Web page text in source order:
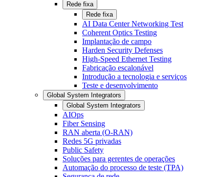
Rede fixa
Rede fixa
AI Data Center Networking Test
Coherent Optics Testing
Implantação de campo
Harden Security Defenses
High-Speed Ethernet Testing
Fabricação escalonável
Introdução a tecnologia e serviços
Teste e desenvolvimento
Global System Integrators
Global System Integrators
AIOps
Fiber Sensing
RAN aberta (O-RAN)
Redes 5G privadas
Public Safety
Soluções para gerentes de operações
Automação do processo de teste (TPA)